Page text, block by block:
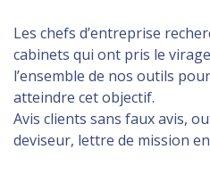
Les chefs d’entreprise
cabinets qui ont pris le
l’ensemble de nos outils
atteindre cet objectif.
Avis clients sans faux avis,
deviseur, lettre de mission